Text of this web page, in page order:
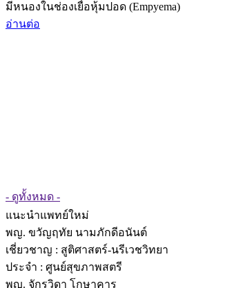
มีหนองในช่องเยื่อหุ้มปอด (Empyema)
อ่านต่อ
- ดูทั้งหมด -
แนะนำแพทย์ใหม่
พญ. ขวัญฤทัย นามภักดีอนันต์
เชี่ยวชาญ : สูติศาสตร์-นรีเวชวิทยา
ประจำ : ศูนย์สุขภาพสตรี
พญ. จักรวิดา โกษาคาร